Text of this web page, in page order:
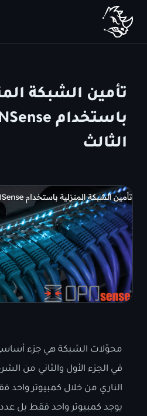
تأمين الشبكة
الثالث
محوّلات الشبكة هي جزء
في الجزء الأول والثاني من
الناري من خلال كمبيوتر واحد
يوجد كمبيوتر واحد فقط بل عدد